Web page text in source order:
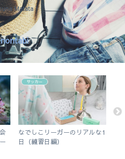
Matata !
nontabi
サッカー
なでしこリーガーのリアルな1
日（練習日編）